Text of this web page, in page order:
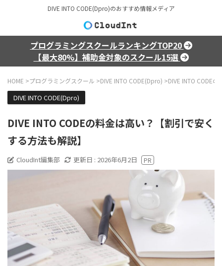
DIVE INTO CODE(Dpro)のおすすめ情報メディア
プログラミングスクールランキングTOP20
【最大80%】補助金対象のスクール15選
HOME >プログラミングスクール >DIVE INTO CODE(Dpro) >DIVE INTO CODE
DIVE INTO CODE(Dpro)
DIVE INTO CODEの料金は高い？【割引で安く
する方法も解説】
CloudInt編集部 更新日 : 2026年6月2日